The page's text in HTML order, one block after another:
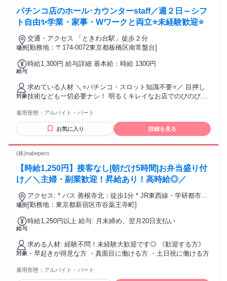
パチンコ店のホール･カウンターstaff／週２日～シフ
ト自由✨学業・家事・Wワークと両立⭐未経験歓迎⭐
場所
交通・アクセス 「ときわ台駅」徒歩２分
[勤務地：〒174-0072東京都板橋区南常盤台]
給与
時給1,300円 給与詳細 基本給：時給 1300円
対象
求めている人材 ＼⭐パチンコ・スロット知識不要⭐／ 目押し
技術なども一切必要ナシ！ 明るくキレイなお店でのびのび働
(夫)・フリーター歓迎❕ ⏩経験者は優遇します❕ ⏩20代･30代･
40代活躍中 「学校帰りの学生さん」や 「家事を済ませてから
働きたい主婦(夫)」 「Wワークしたいフリーター」も大歓迎！
終わりにサッと通える場所で 働きたい方にもぴったりです◎
ルで」 ✅「副業先のシフトとうまく 折り合いをつけなが
ら…」 ✅「子どもの帰りが遅い曜日だけ」etc… あなたの希望
やどうしても外せない 大事な用事などはお休みにすることも
可能！ オン・オフ、メリハリつけて働きたい方に 最適な職場
するお仕事では、 【パチンコ店員】や【カフェスタッフ】
売業】の経験が活かせます！
雇用形態： アルバイト・パート
お気に入り 詳細を見る
(株)nabepero
【時給1,250円】接客なし|朝だけ5時間|お弁当盛り付
け／＼主婦・副業歓迎！昇給あり！高時給◎／
場所
アクセス: * バス 善根寺北：徒歩1分 * JR東西線・学研都市線
「住道」「野崎」から自転車15分 * マイカー通勤OKです！
[勤務地：東京都新宿区市谷薬王寺町]
給与
時給1,250円以上 給与: 月末締め、翌月20日支払い
対象
求める人材: 経験不問！未経験大歓迎です◎ 《歓迎する方》
・早起きが得意な方 ・真面目に働ける方 ・土日祝に働ける方
雇用形態： アルバイト・パート